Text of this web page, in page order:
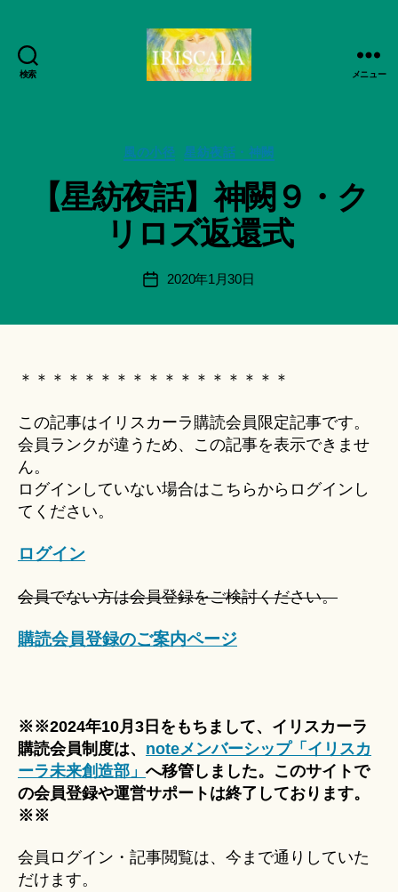
検索
日
動
記
録・
品
IRISCALA
メニュー
カ
リ
ー
風の小径 星紡夜話・神闕
【星紡夜話】神闕９・ク
リロズ返還式
投
稿
智
日
月
＊
a
ki
＊
投
2020年1月30日
＊＊＊＊＊＊＊＊＊＊＊＊＊＊＊＊＊
この記事はイリスカーラ購読会員限定記事です。
会員ランクが違うため、この記事を表示できませ
ん。
ログインしていない場合はこちらからログインし
てください。
ログイン
会員でない方は会員登録をご検討ください。
購読会員登録のご案内ページ
※※2024年10月3日をもちまして、イリスカーラ
購読会員制度は、 noteメンバーシップ「イリスカ
ーラ未来創造部」 へ移管しました。このサイトで
の会員登録や運営サポートは終了しております。
※※
会員ログイン・記事閲覧は、今まで通りしていた
だけます。